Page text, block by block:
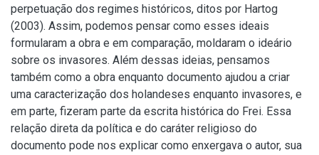
perpetuação dos regimes históricos, ditos por Hartog
(2003). Assim, podemos pensar como esses ideais
formularam a obra e em comparação, moldaram o ideário
sobre os invasores. Além dessas ideias, pensamos
também como a obra enquanto documento ajudou a criar
uma caracterização dos holandeses enquanto invasores, e
em parte, fizeram parte da escrita histórica do Frei. Essa
relação direta da política e do caráter religioso do
documento pode nos explicar como enxergava o autor, sua